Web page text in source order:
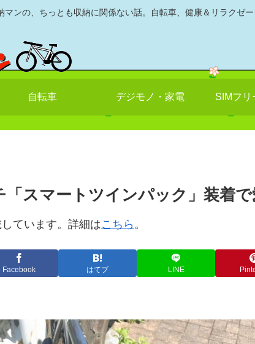
マンの、ちっとも収納に関係ない話。自転車、健康＆リラクゼ
自転車 デジモノ・家電 SIMフリ
スマートツインパック」装着で
ています。詳細はこちら 。
Facebook はてブ LINE